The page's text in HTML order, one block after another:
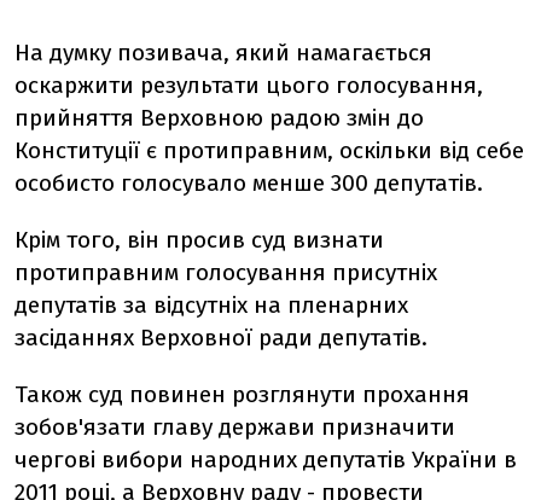
На думку позивача, який намагається
оскаржити результати цього голосування,
прийняття Верховною радою змін до
Конституції є протиправним, оскільки від себе
особисто голосувало менше 300 депутатів.
Крім того, він просив суд визнати
протиправним голосування присутніх
депутатів за відсутніх на пленарних
засіданнях Верховної ради депутатів.
Також суд повинен розглянути прохання
зобов'язати главу держави призначити
чергові вибори народних депутатів України в
2011 році, а Верховну раду - провести